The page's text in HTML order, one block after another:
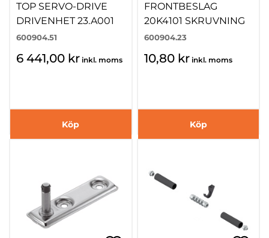
TOP SERVO-DRIVE
DRIVENHET 23.A001
600904.51
6 441,00 kr inkl. moms
Köp
FRONTBESLAG
20K4101 SKRUVNING
600904.23
10,80 kr inkl. moms
Köp